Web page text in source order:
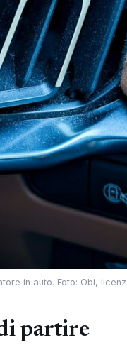
in auto. Foto: Obi,
partire